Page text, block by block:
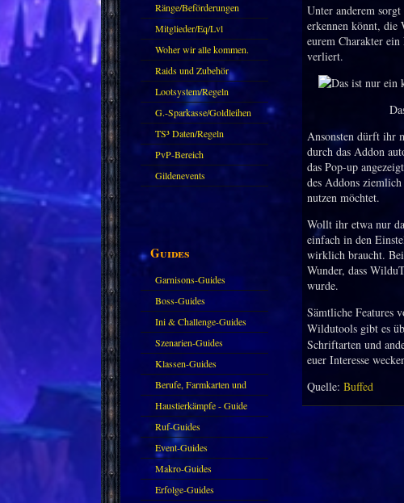
Ränge/Beförderungen
Mitglieder/Eq/Lvl
Woher wir alle kommen.
Raids und Zubehör
Lootsystem/Regeln
G.-Sparkasse/Goldleihen
TS³ Daten/Regeln
PvP-Bereich
Gildenevents
Guides
Garnisons-Guides
Boss-Guides
Ini & Challenge-Guides
Szenarien-Guides
Klassen-Guides
Berufe, Farmkarten und
Haustiere
Haustierkämpfe - Guide
Ruf-Guides
Event-Guides
Makro-Guides
Erfolge-Guides
Unter anderem
erkennen könnt, die
eurem Charakter
verliert.
Ansonsten dürft ihr
durch das Addon
das Pop-up
des Addons
nutzen möchtet.
Wollt ihr etwa nur
einfach in den
wirklich braucht.
Wunder, dass
wurde.
Sämtliche Features
Wildutools gibt es
Schriftarten und
euer Interesse
Quelle: Buffed